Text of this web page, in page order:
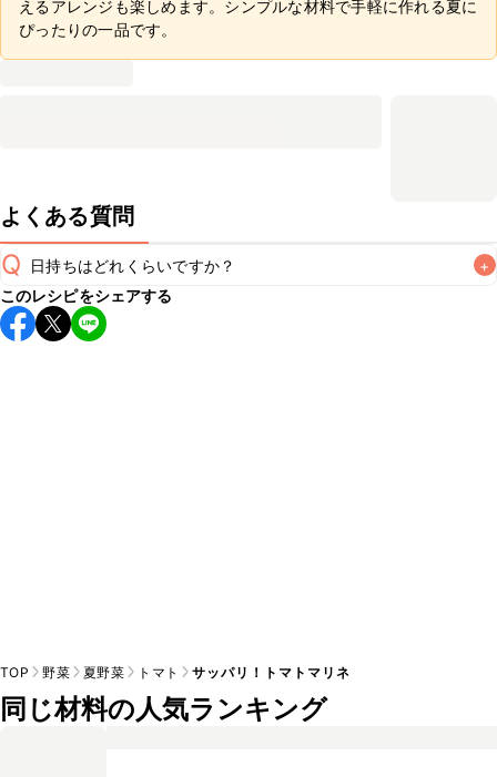
えるアレンジも楽しめます。シンプルな材料で手軽に作れる夏に
ぴったりの一品です。
よくある質問
Q 日持ちはどれくらいですか？ +
保存期間は冷蔵で当日中が目安です。なるべくお早めにお召
し上がりください。
このレシピをシェアする
TOP 野菜 夏野菜 トマト サッパリ！トマトマリネ
同じ材料の人気ランキング